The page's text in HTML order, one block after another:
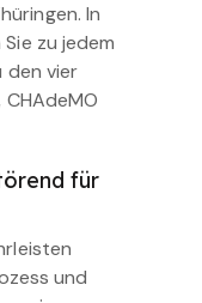
In
zu jedem
den vier
für
und